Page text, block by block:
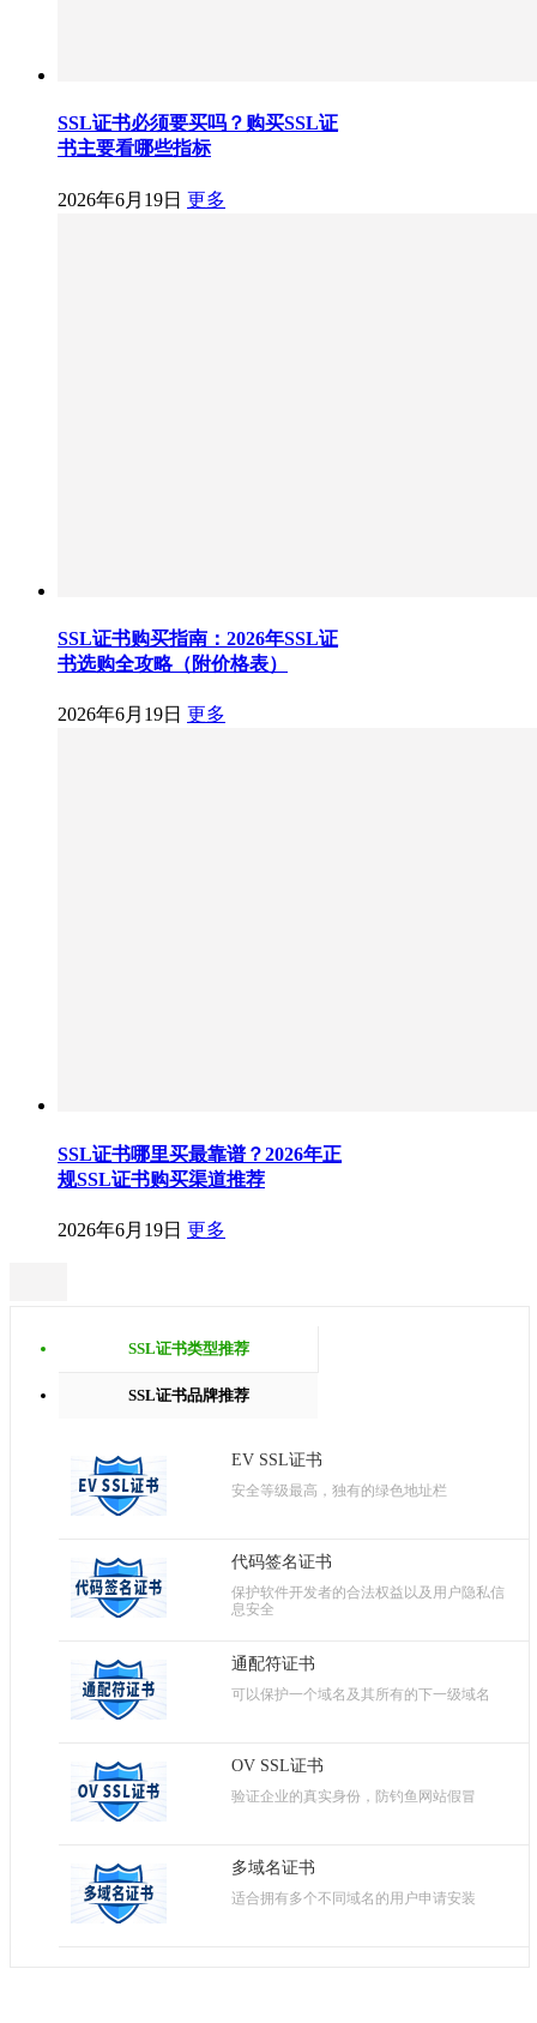
SSL证书必须要买吗？购买SSL证
书主要看哪些指标
2026年6月19日 更多
SSL证书购买指南：2026年SSL证
书选购全攻略（附价格表）
2026年6月19日 更多
SSL证书哪里买最靠谱？2026年正
规SSL证书购买渠道推荐
2026年6月19日 更多
SSL证书类型推荐
SSL证书品牌推荐
EV SSL证书
安全等级最高，独有的绿色地址栏
代码签名证书
保护软件开发者的合法权益以及用户隐私信
息安全
通配符证书
可以保护一个域名及其所有的下一级域名
OV SSL证书
验证企业的真实身份，防钓鱼网站假冒
多域名证书
适合拥有多个不同域名的用户申请安装